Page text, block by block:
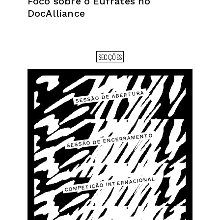
DocAlliance
SECÇÕES
SESSÃO DE ABERTURA
SESSÃO DE ENCERRAMENTO
COMPETIÇÃO INTERNACIONAL